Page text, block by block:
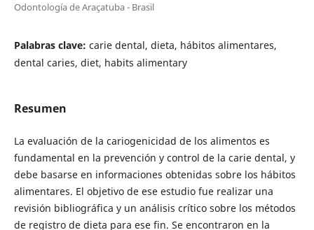
Odontología de Araçatuba - Brasil
Palabras clave: carie dental, dieta, hábitos alimentares,
dental caries, diet, habits alimentary
Resumen
La evaluación de la cariogenicidad de los alimentos es
fundamental en la prevención y control de la carie dental, y
debe basarse en informaciones obtenidas sobre los hábitos
alimentares. El objetivo de ese estudio fue realizar una
revisión bibliográfica y un análisis crítico sobre los métodos
de registro de dieta para ese fin. Se encontraron en la